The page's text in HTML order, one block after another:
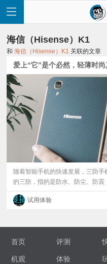
首
页
讯
评
视
海信（Hisense）K1
和海信（Hisense）K1 关联的文章
爱上“它”是个必然，轻薄时
随着智能手机的快速发展，三防
的三防，指的是防水、防尘、防震
试用体验
首页 评测
机观 体验